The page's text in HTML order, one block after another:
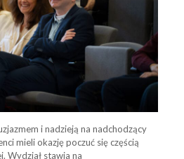
i nadzieją na nadchodzący
mieli okazję poczuć się częścią
Wydział stawia na